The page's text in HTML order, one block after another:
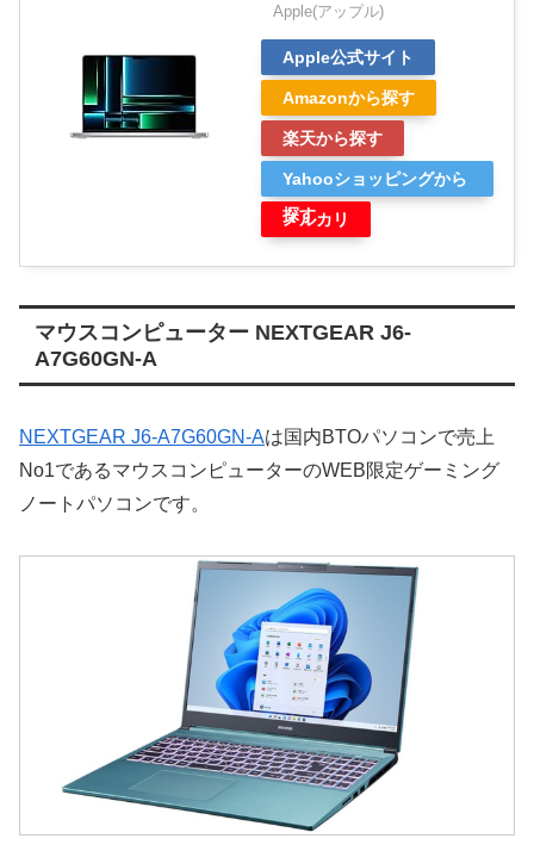
Apple(アップル)
Apple公式サイト
Amazonから探す
楽天から探す
Yahooショッピングから
探す
メルカリ
マウスコンピューター NEXTGEAR J6-
A7G60GN-A
NEXTGEAR J6-A7G60GN-Aは国内BTOパソコンで売上
No1であるマウスコンピューターのWEB限定ゲーミング
ノートパソコンです。